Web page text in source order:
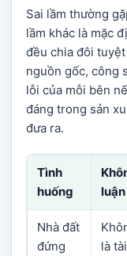
Sai lầm thường
lầm khác là mặc
đều chia đôi
nguồn gốc, công
lỗi của mỗi bên
đáng trong sản
đưa ra.
Tình
huống
Nhà đất
đứng
là